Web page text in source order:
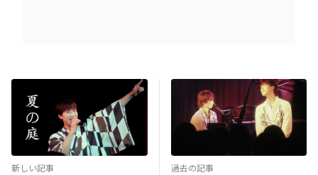
新しい記事 過去の記事